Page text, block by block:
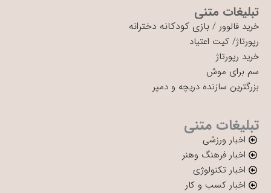
تبلیغات متنی
خرید فالوور / بازی کودکانه دخترانه
رپورتاژ/ کیت اعتیاد
خرید رپورتاژ
سم برای موش
بزرگترین سازنده دریچه و دمپر
تبلیغات متنی
اخبار ورزشی
اخبار فرهنگ وهنر
اخبار تکنولوژی
اخبار کسب و کار